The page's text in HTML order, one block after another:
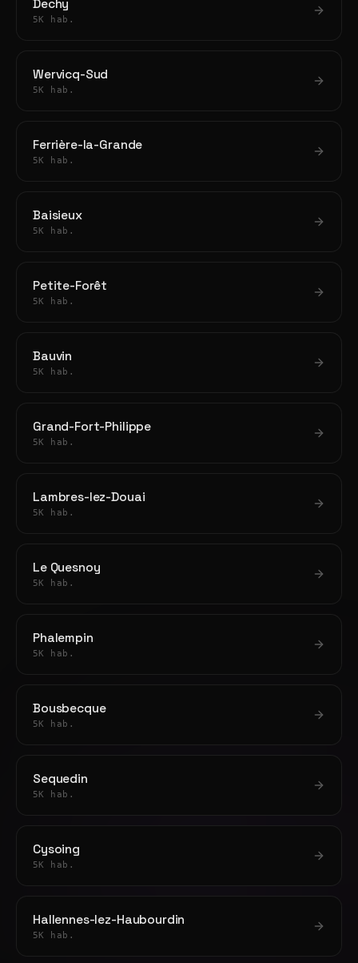
Dechy
5K hab.
Wervicq-Sud
5K hab.
Ferrière-la-Grande
5K hab.
Baisieux
5K hab.
Petite-Forêt
5K hab.
Bauvin
5K hab.
Grand-Fort-Philippe
5K hab.
Lambres-lez-Douai
5K hab.
Le Quesnoy
5K hab.
Phalempin
5K hab.
Bousbecque
5K hab.
Sequedin
5K hab.
Cysoing
5K hab.
Hallennes-lez-Haubourdin
5K hab.